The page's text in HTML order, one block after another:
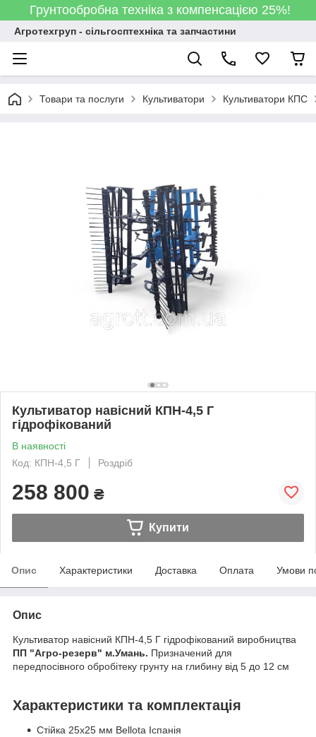
Грунтообробна техніка з компенсацією 25%!
Агротехгруп - сільгосптехніка та запчастини
Товари та послуги Культиватори Культиватори КПС
Культиватор навісний КПН-4,5 Г
гідрофікований
В наявності
Код: КПН-4,5 Г
Роздріб
258 800 ₴
Купити
Опис Характеристики Доставка Оплата Умови
Опис
Культиватор навісний КПН-4,5 Г гідрофікований виробництва
ПП "Агро-резерв" м.Умань. Призначений для
передпосівного обробітеку грунту на глибину від 5 до 12 см
Характеристики та комплектація
Стійка 25х25 мм Bellota Іспанія